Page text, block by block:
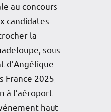
au concours
candidates
la
sous
d’Angélique
France 2025,
à l’aéroport
haut